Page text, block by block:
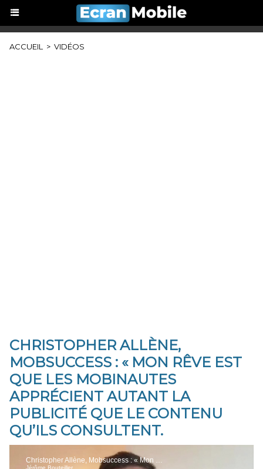
ACCUEIL > VIDÉOS
CHRISTOPHER ALLÈNE,
MOBSUCCESS : « MON RÊVE EST
QUE LES MOBINAUTES
APPRÉCIENT AUTANT LA
PUBLICITÉ QUE LE CONTENU
QU’ILS CONSULTENT.